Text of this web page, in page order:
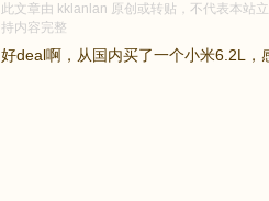
此文章由 kklanlan 原创或转贴，不代表本站
持内容完整
好deal啊，从国内买了一个小米6.2L，